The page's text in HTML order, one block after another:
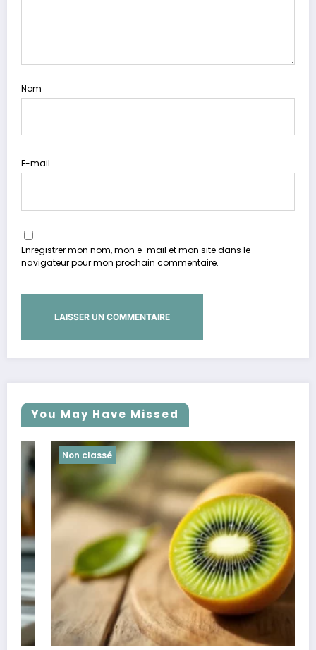
Nom
E-mail
Enregistrer mon nom, mon e-mail et mon site dans le
navigateur pour mon prochain commentaire.
You May Have Missed
Non classé